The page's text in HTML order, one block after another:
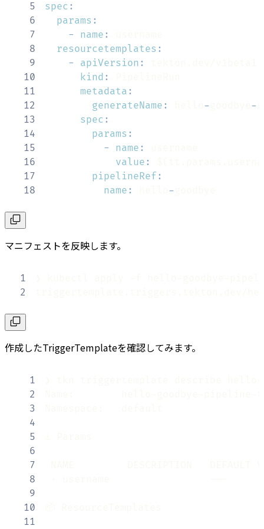
5
spec :
6
params :
7
- name :
8
resourcetemplates :
9
- apiVersion :
10
kind :
11
metadata :
12
generateName : - -
13
spec :
14
params :
15
- name :
16
value :
17
pipelineRef :
18
name : -
マニフェストを反映します。
1
2
作成したTriggerTemplateを確認してみます。
1
2
3
4
5
6
7
8
9
10
11